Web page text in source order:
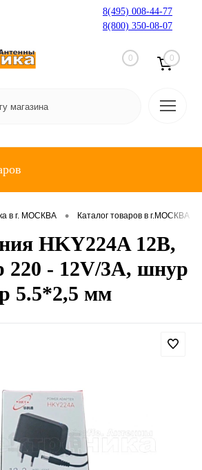
8(495) 008-44-77
8(800) 350-08-07
0 0
в г. МОСКВА • Каталог товаров в г.МОСКВА
HKY224A 12В,
220 - 12V/3A, шнур
5.5*2,5 мм